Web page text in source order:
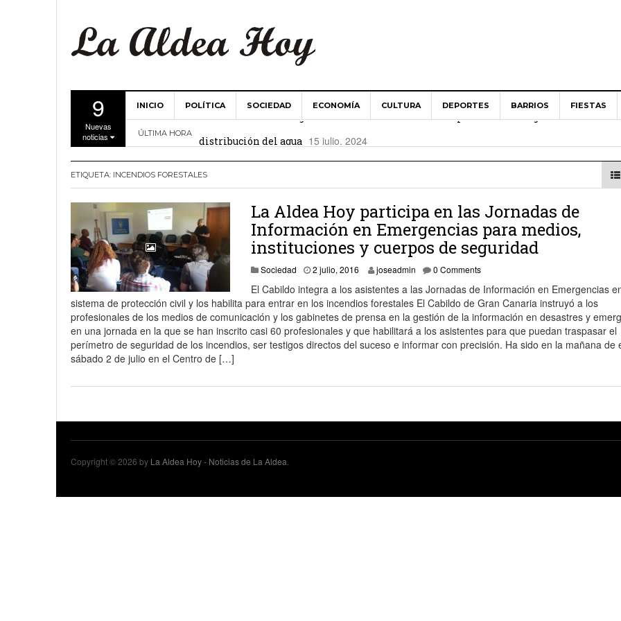
9
Nuevas
noticias
INICIO POLÍTICA SOCIEDAD ECONOMÍA CULTURA DEPORTES BARRIOS FIESTAS
ÚLTIMA HORA
La Comunidad de Regantes ‘Aldea de San Nicolás’ implantará la telegestión en la
distribución del agua
15 julio, 2024
El Ayuntamiento de La Aldea de San Nicolás guarda un minuto de silencio en
Gobierno de Canarias y Ministerio de Agricultura abordan las necesidades del campo
15 febrero, 2024
La Comunidad de Regantes ‘Aldea de San Nicolás’ apuesta por una renovación de
19 diciembre, 2023
Víctor Hernández (PP) toma posesión como alcalde del Ayuntamiento de La Aldea de
Nicolás 18 junio, 2023
ETIQUETA: INCENDIOS FORESTALES
La Aldea Hoy participa en las Jornadas de
Información en Emergencias para medios,
instituciones y cuerpos de seguridad
Sociedad 2 julio, 2016 3 julio, 2016
joseadmin 0 Comments
El Cabildo integra a los asistentes a las Jornadas de Información en Emergencias
sistema de protección civil y los habilita para entrar en los incendios forestales El Cabildo de Gran Canaria instruyó a los
profesionales de los medios de comunicación y los gabinetes de prensa en la gestión de la información en desastres y
en una jornada en la que se han inscrito casi 60 profesionales y que habilitará a los asistentes para que puedan traspasar el
perímetro de seguridad de los incendios, ser testigos directos del suceso e informar con precisión. Ha sido en la mañana de
sábado 2 de julio en el Centro de […]
Copyright © 2026 by La Aldea Hoy - Noticias de La Aldea